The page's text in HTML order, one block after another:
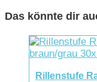
Das könnte dir
Rillenstufe